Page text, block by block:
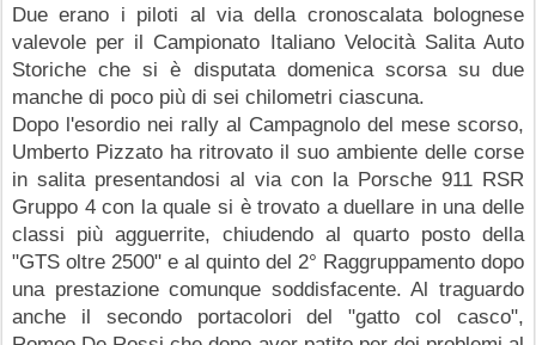
Due erano i piloti al via della cronoscalata bolognese
valevole per il Campionato Italiano Velocità Salita Auto
Storiche che si è disputata domenica scorsa su due
manche di poco più di sei chilometri ciascuna.
Dopo l'esordio nei rally al Campagnolo del mese scorso,
Umberto Pizzato ha ritrovato il suo ambiente delle corse
in salita presentandosi al via con la Porsche 911 RSR
Gruppo 4 con la quale si è trovato a duellare in una delle
classi più agguerrite, chiudendo al quarto posto della
"GTS oltre 2500" e al quinto del 2° Raggruppamento dopo
una prestazione comunque soddisfacente. Al traguardo
anche il secondo portacolori del "gatto col casco",